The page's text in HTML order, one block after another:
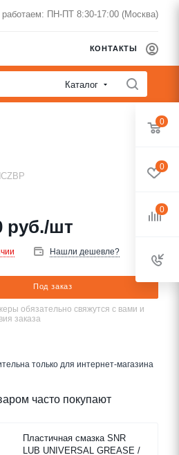
ПН-ПТ 8:30-17:00 (Москва)
КОНТАКТЫ
Каталог
руб./шт
Нашли дешевле?
Под заказ
обязательно свяжутся с вами и
заказа
только для интернет-магазина
часто покупают
Пластичная смазка SNR
LUB UNIVERSAL GREASE /
0
0
0